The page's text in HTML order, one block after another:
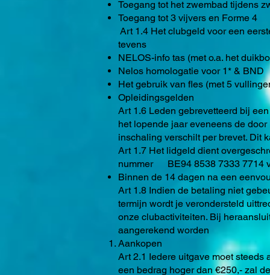
Toegang tot het zwembad tijdens
Toegang tot 3 vijvers en Forme 4
Art 1.4 Het clubgeld voor een
tevens
NELOS-info tas (met o.a. het
Nelos homologatie voor 1* & BND
Het gebruik van fles (met 5
Opleidingsgelden
Art 1.6 Leden gebrevetteerd bij
het lopende jaar eveneens de
inschaling verschilt per brevet. Dit
Art 1.7 Het lidgeld dient
nummer BE94 8538 7333 7714
Binnen de 14 dagen na een
Art 1.8 Indien de betaling niet
termijn wordt je verondersteld
onze clubactiviteiten. Bij
aangerekend worden
Aankopen
Art 2.1 Iedere uitgave moet steeds
een bedrag hoger dan €250,- zal